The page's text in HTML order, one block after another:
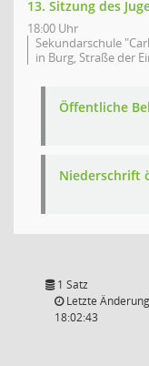
13. Sitzung des
18:00 Uhr
Sekundarschule
in Burg, Straße der
Öffentliche
Niederschrift
1 Satz
Letzte
18:02:43